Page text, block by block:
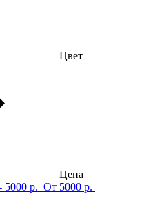
Цвет
Цена
5000 р. От 5000 р.